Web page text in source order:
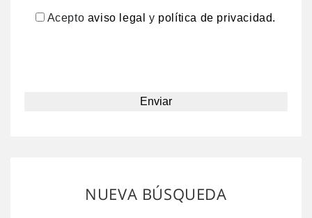
Acepto aviso legal y política de privacidad.
NUEVA BÚSQUEDA